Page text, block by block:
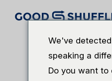
Software de alquiler
We've
speaking a
Do you want to